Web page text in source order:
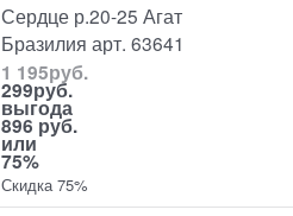
Сердце р.20-25 Агат
Бразилия арт. 63641
1 195руб.
299руб.
выгода
896 руб.
или
75%
Скидка 75%